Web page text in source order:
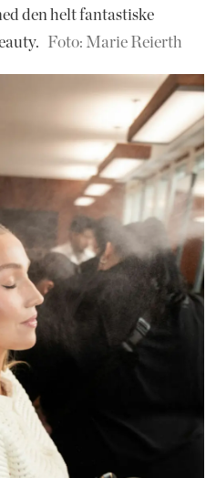
den helt fantastiske
Foto: Marie Reierth